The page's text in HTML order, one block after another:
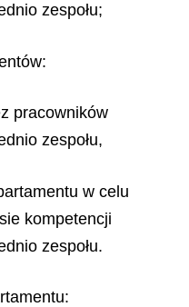
zespołu;
pracowników
zespołu,
w celu
kompetencji
zespołu.